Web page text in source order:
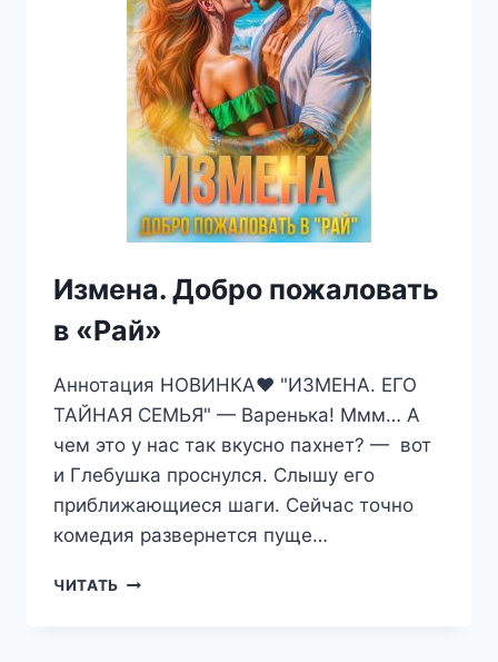
Измена. Добро пожаловать
в «Рай»
Аннотация НОВИНКА‍❤️‍ "ИЗМЕНА. ЕГО
ТАЙНАЯ СЕМЬЯ" — Варенька! Ммм… А
чем это у нас так вкусно пахнет? — вот
и Глебушка проснулся. Слышу его
приближающиеся шаги. Сейчас точно
комедия развернется пуще…
ЧИТАТЬ ИЗМЕНА.